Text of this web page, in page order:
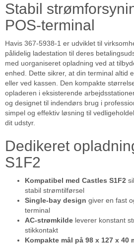
Stabil
POS-terminal
Havis 367-5938-1 er udviklet til
pålidelig ladestation til deres
med uorganiseret opladning ved at
enhed. Dette sikrer, at din terminal altid
eller ved kassen. Den kompakte
opladeren i eksisterende
og designet til indendørs brug i
simpel og effektiv løsning til
dit udstyr.
Dedikeret
S1F2
Kompatibel med Castles S1F2
stabil strømtilførsel
Single-bay design giver en fast
terminal
AC-strømkilde leverer konstant
stikkontakt
Kompakte mål på 98 x 127 x 40